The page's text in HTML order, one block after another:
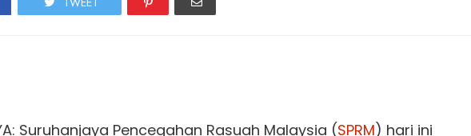
Suruhanjaya Pencegahan Rasuah Malaysia (SPRM) hari ini